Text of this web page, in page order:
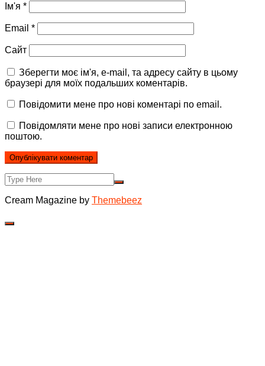
Ім'я *
Email *
Сайт
Зберегти моє ім'я, e-mail, та адресу сайту в цьому
браузері для моїх подальших коментарів.
Повідомити мене про нові коментарі по email.
Повідомляти мене про нові записи електронною
поштою.
Cream Magazine by Themebeez